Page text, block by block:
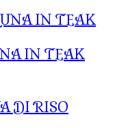
IN TEAK